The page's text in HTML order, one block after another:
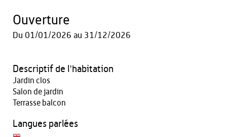
Ouverture
Du 01/01/2026 au 31/12/2026
Descriptif de l'habitation
Jardin clos
Salon de jardin
Terrasse balcon
Langues parlées